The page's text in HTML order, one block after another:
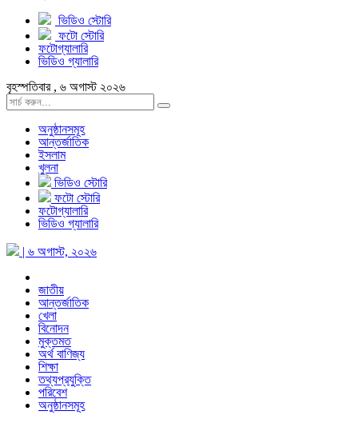
ভিডিও স্টোরি
ফটো স্টোরি
ফটোগ্যালারি
ভিডিও গ্যালারি
বৃহস্পতিবার , ৬ অগাস্ট ২০২৬
অনুষ্ঠানসমূহ
আন্তর্জাতিক
ইসলাম
খুলনা
ভিডিও স্টোরি
ফটো স্টোরি
ফটোগ্যালারি
ভিডিও গ্যালারি
| ৬ অগাস্ট, ২০২৬
জাতীয়
আন্তর্জাতিক
খেলা
বিনোদন
মুক্তমত
অর্থ বাণিজ্য
শিক্ষা
তথ্যপ্রযুক্তি
পরিবেশ
অনুষ্ঠানসমূহ